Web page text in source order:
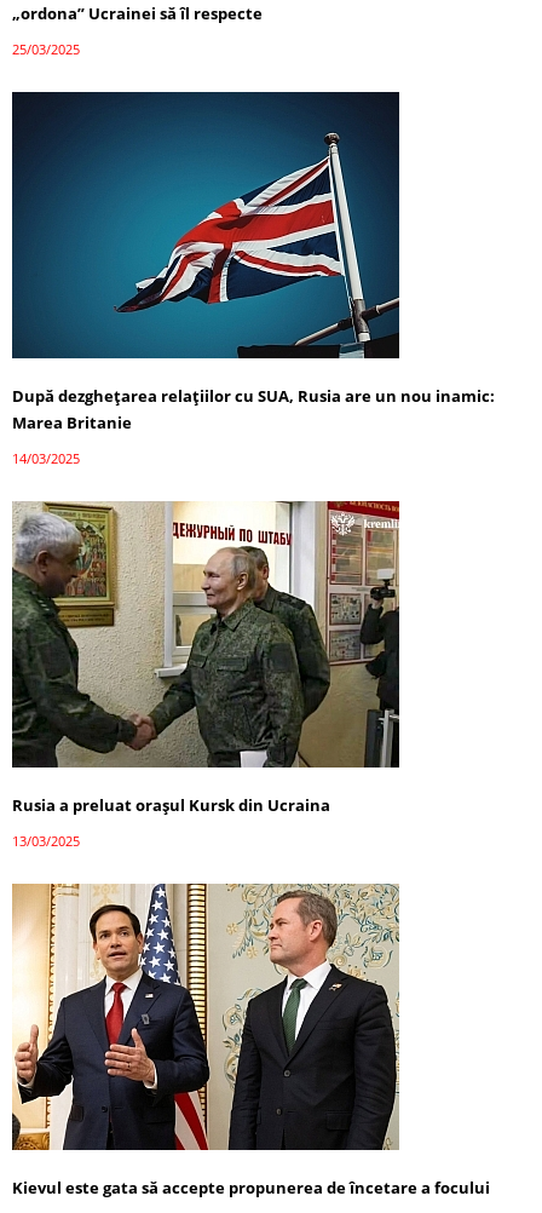
„ordona” Ucrainei să îl respecte
25/03/2025
După dezghețarea relațiilor cu SUA, Rusia are un nou inamic:
Marea Britanie
14/03/2025
Rusia a preluat orașul Kursk din Ucraina
13/03/2025
Kievul este gata să accepte propunerea de încetare a focului